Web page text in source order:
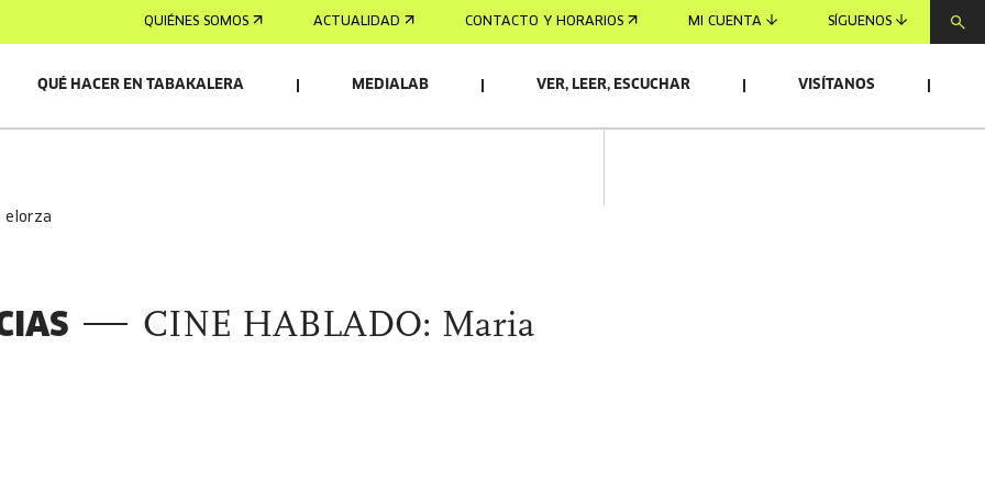
QUIÉNES SOMOS ACTUALIDAD CONTACTO Y HORARIOS MI CUENTA SÍGUENOS
QUÉ HACER EN TABAKALERA MEDIALAB VER, LEER, ESCUCHAR VISÍTANOS
elorza
CINE HABLADO: Maria